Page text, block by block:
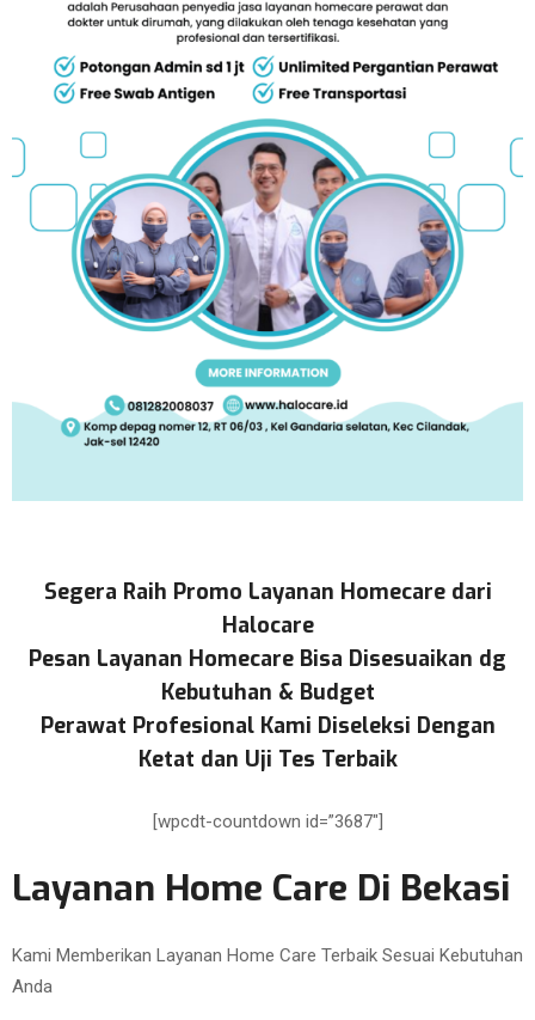
Segera Raih Promo Layanan Homecare dari
Halocare
Pesan Layanan Homecare Bisa Disesuaikan dg
Kebutuhan & Budget
Perawat Profesional Kami Diseleksi Dengan
Ketat dan Uji Tes Terbaik
[wpcdt-countdown id=”3687″]
Layanan Home Care Di Bekasi
Kami Memberikan Layanan Home Care Terbaik Sesuai Kebutuhan
Anda